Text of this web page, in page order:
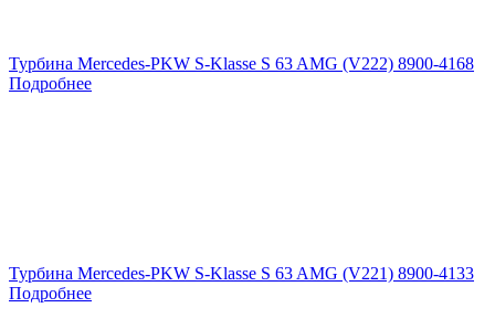
Турбина Mercedes-PKW S-Klasse S 63 AMG (V222) 8900-4168
Подробнее
Турбина Mercedes-PKW S-Klasse S 63 AMG (V221) 8900-4133
Подробнее